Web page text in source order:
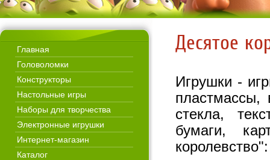
Главная
Головоломки
Конструкторы
Настольные игры
Наборы для творчества
Электронные игрушки
Интернет-магазин
Каталог
Десятое
Игрушки -
пластмассы,
стекла,
бумаги,
королевство":